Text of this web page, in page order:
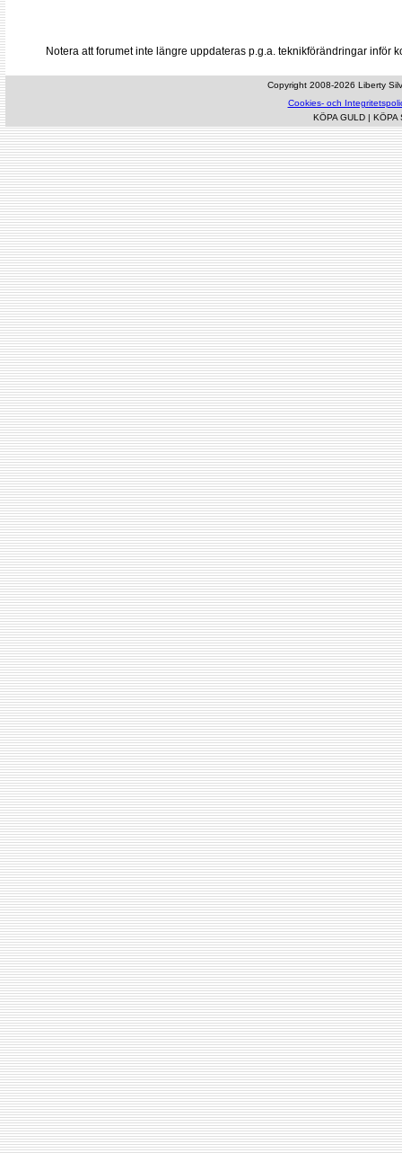
Notera att forumet inte längre uppdateras p.g.a. teknikförändringar inför
Copyright 2008-2026 Liberty
Cookies- och
KÖPA GULD| KÖPA